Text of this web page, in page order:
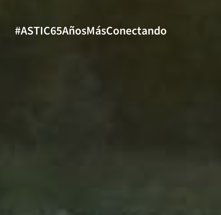
#ASTIC65AñosMásConectando